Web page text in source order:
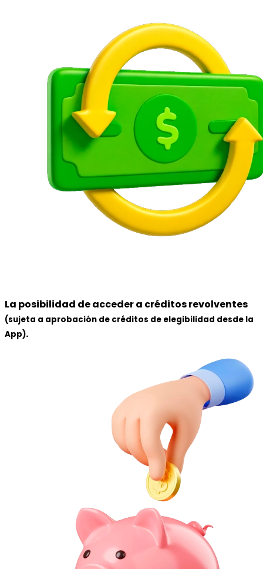
La posibilidad de acceder a créditos revolventes
(sujeta a aprobación de créditos de elegibilidad desde la
App).